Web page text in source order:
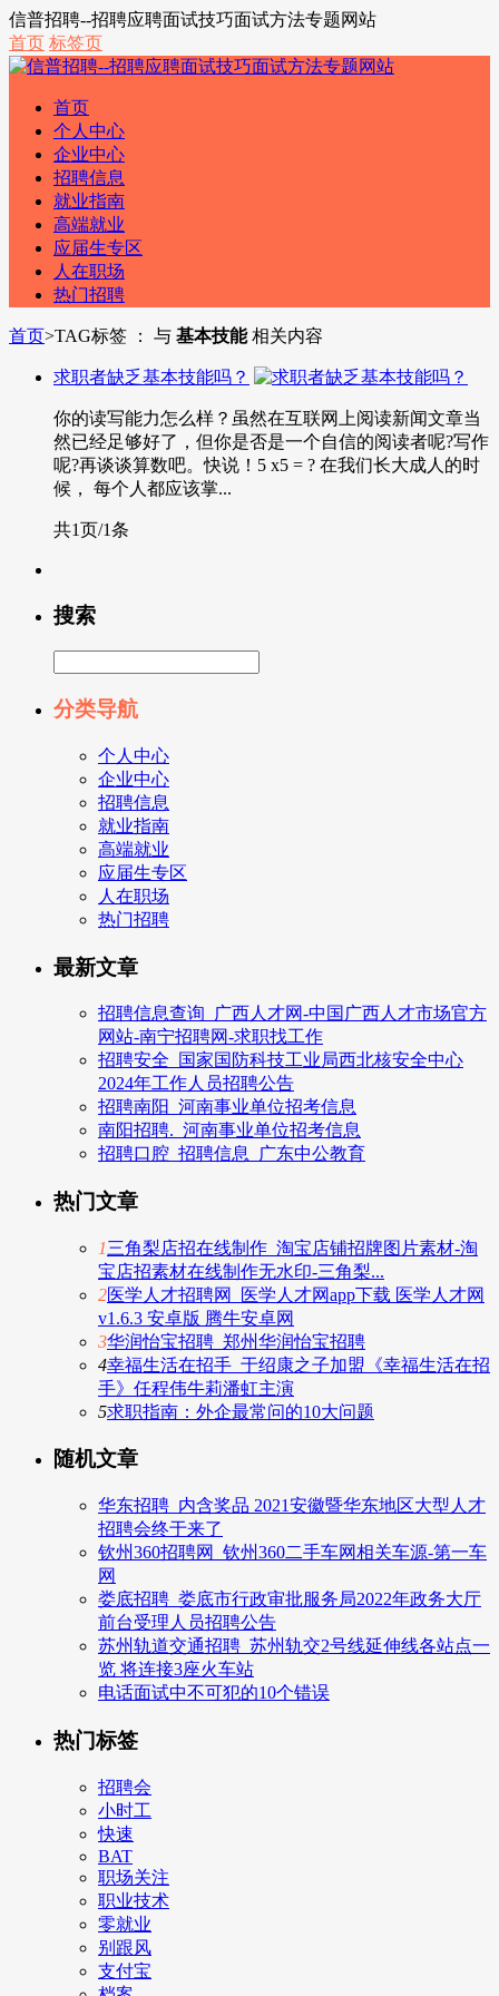
信普招聘--招聘应聘面试技巧面试方法专题网站
首页 标签页
首页
个人中心
企业中心
招聘信息
就业指南
高端就业
应届生专区
人在职场
热门招聘
首页>TAG标签 ： 与 基本技能相关内容
求职者缺乏基本技能吗？
你的读写能力怎么样？虽然在互联网上阅读新闻文章当
然已经足够好了，但你是否是一个自信的阅读者呢?写作
呢?再谈谈算数吧。快说！5 x5 = ? 在我们长大成人的时
候， 每个人都应该掌...
共1页/1条
搜索
分类导航
个人中心
企业中心
招聘信息
就业指南
高端就业
应届生专区
人在职场
热门招聘
最新文章
招聘信息查询_广西人才网-中国广西人才市场官方
网站-南宁招聘网-求职找工作
招聘安全_国家国防科技工业局西北核安全中心
2024年工作人员招聘公告
招聘南阳_河南事业单位招考信息
南阳招聘._河南事业单位招考信息
招聘口腔_招聘信息_广东中公教育
热门文章
1三角梨店招在线制作_淘宝店铺招牌图片素材-淘
宝店招素材在线制作无水印-三角梨...
2医学人才招聘网_医学人才网app下载 医学人才网
v1.6.3 安卓版 腾牛安卓网
3华润怡宝招聘_郑州华润怡宝招聘
4幸福生活在招手_于绍康之子加盟《幸福生活在招
手》任程伟牛莉潘虹主演
5求职指南：外企最常问的10大问题
随机文章
华东招聘_内含奖品 2021安徽暨华东地区大型人才
招聘会终于来了
钦州360招聘网_钦州360二手车网相关车源-第一车
网
娄底招聘_娄底市行政审批服务局2022年政务大厅
前台受理人员招聘公告
苏州轨道交通招聘_苏州轨交2号线延伸线各站点一
览 将连接3座火车站
电话面试中不可犯的10个错误
热门标签
招聘会
小时工
快速
BAT
职场关注
职业技术
零就业
别跟风
支付宝